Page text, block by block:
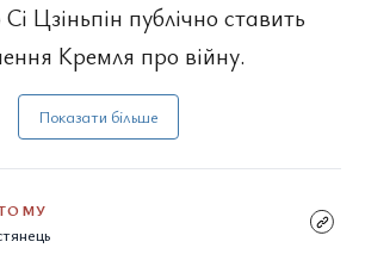
Цзіньпін публічно ставить
Кремля про війну.
Показати більше